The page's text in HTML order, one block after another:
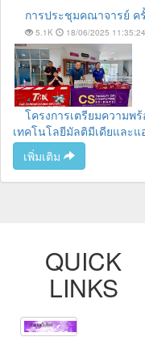
การประชุมคณาจารย์ ค
5.1K 18/06/2025 11:35:24
โครงการเตรียมความ
เทคโนโลยีมัลติมีเดียและ
เพิ่มเติม
QUICK
LINKS